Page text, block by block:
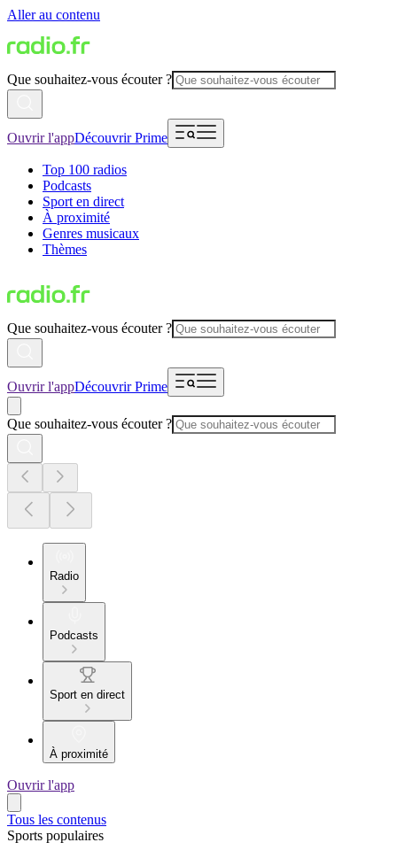
Aller au contenu
Que souhaitez-vous écouter ?
Ouvrir l'appDécouvrir Prime
Top 100 radios
Podcasts
Sport en direct
À proximité
Genres musicaux
Thèmes
Que souhaitez-vous écouter ?
Ouvrir l'appDécouvrir Prime
Que souhaitez-vous écouter ?
Radio
Podcasts
Sport en direct
À proximité
Ouvrir l'app
Tous les contenus
Sports populaires